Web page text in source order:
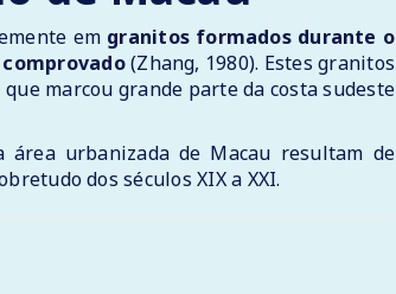
em granitos formados durante o
(Zhang, 1980). Estes granitos
marcou grande parte da costa sudeste
urbanizada de Macau resultam de
dos séculos XIX a XXI.